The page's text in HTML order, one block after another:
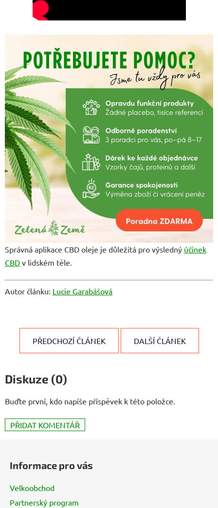
Správná aplikace CBD oleje je důležitá pro výsledný účinek
CBD v lidském těle.
Autor článku: Lucie Garabášová
PŘEDCHOZÍ ČLÁNEK DALŠÍ ČLÁNEK
Diskuze (0)
Buďte první, kdo napíše příspěvek k této položce.
PŘIDAT KOMENTÁŘ
Informace pro vás
Velkoobchod
Partnerský program